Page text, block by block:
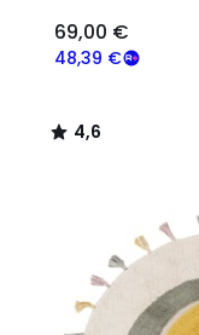
48,39 €
69,00 €
4,6
/